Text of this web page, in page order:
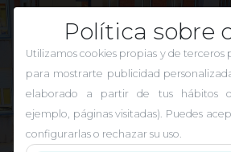
Política sobre
Utilizamos cookies propias y de terceros
para mostrarte publicidad
elaborado a partir de tus hábitos
ejemplo, páginas visitadas). Puedes
configurarlas o rechazar su uso.